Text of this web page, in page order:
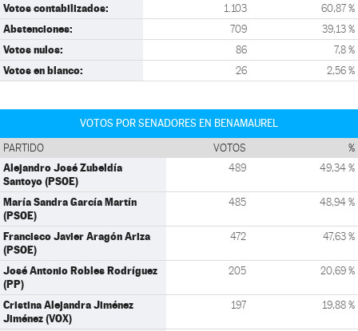
Votos contabilizados: 1.103 60,87 %
Abstenciones: 709 39,13 %
Votos nulos: 86 7,8 %
Votos en blanco: 26 2,56 %
VOTOS POR SENADORES EN BENAMAUREL
PARTIDO VOTOS %
Alejandro José Zubeldía
Santoyo (PSOE)
489 49,34 %
María Sandra García Martín
(PSOE)
485 48,94 %
Francisco Javier Aragón Ariza
(PSOE)
472 47,63 %
José Antonio Robles Rodríguez
(PP)
205 20,69 %
Cristina Alejandra Jiménez
Jiménez (VOX)
197 19,88 %